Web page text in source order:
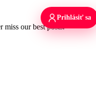
miss our best posts.
Prihlásiť sa